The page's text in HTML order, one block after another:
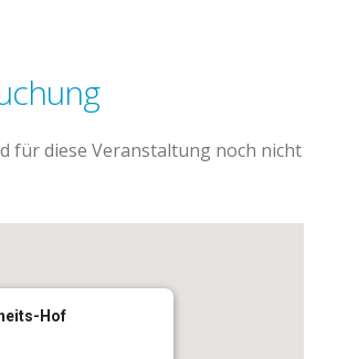
für diese Veranstaltung noch nicht
Hof